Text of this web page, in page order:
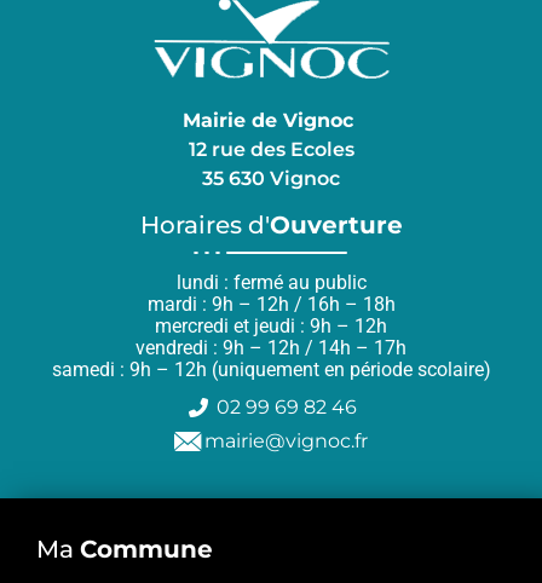
Mairie de Vignoc
12 rue des Ecoles
35 630 Vignoc
Horaires d'Ouverture
lundi : fermé au public
mardi : 9h – 12h / 16h – 18h
mercredi et jeudi : 9h – 12h
vendredi : 9h – 12h / 14h – 17h
samedi : 9h – 12h (uniquement en période scolaire)
02 99 69 82 46
mairie@vignoc.fr
Ma Commune